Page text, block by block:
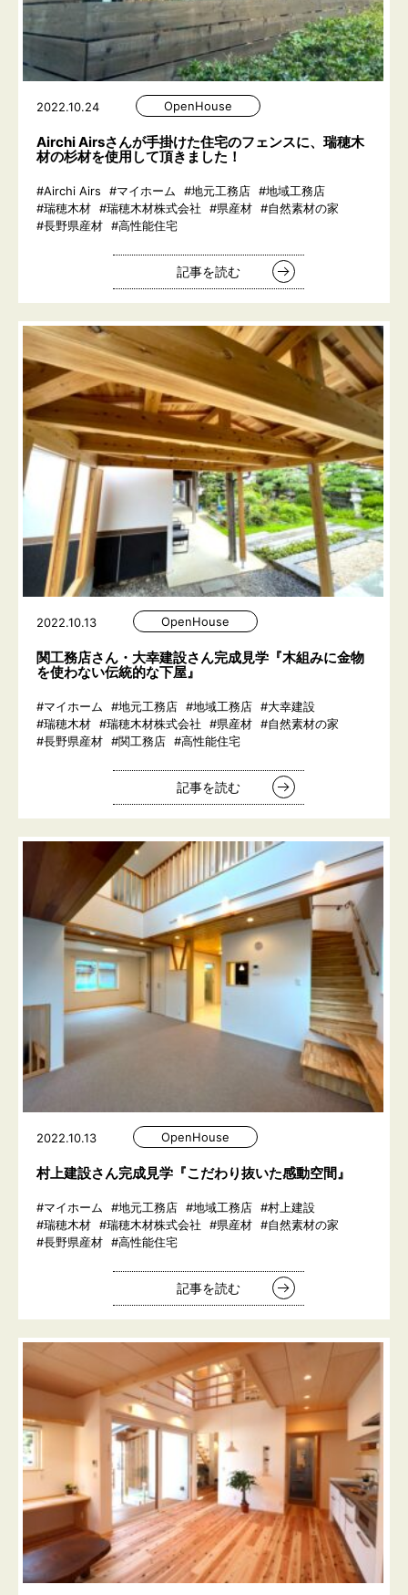
2022.10.24 OpenHouse
Airchi Airsさんが手掛けた住宅のフェンスに、瑞穂木
材の杉材を使用して頂きました！
#Airchi Airs #マイホーム #地元工務店 #地域工務店
#瑞穂木材 #瑞穂木材株式会社 #県産材 #自然素材の家
#長野県産材 #高性能住宅
記事を読む
2022.10.13 OpenHouse
関工務店さん・大幸建設さん完成見学『木組みに金物
を使わない伝統的な下屋』
#マイホーム #地元工務店 #地域工務店 #大幸建設
#瑞穂木材 #瑞穂木材株式会社 #県産材 #自然素材の家
#長野県産材 #関工務店 #高性能住宅
記事を読む
2022.10.13 OpenHouse
村上建設さん完成見学『こだわり抜いた感動空間』
#マイホーム #地元工務店 #地域工務店 #村上建設
#瑞穂木材 #瑞穂木材株式会社 #県産材 #自然素材の家
#長野県産材 #高性能住宅
記事を読む